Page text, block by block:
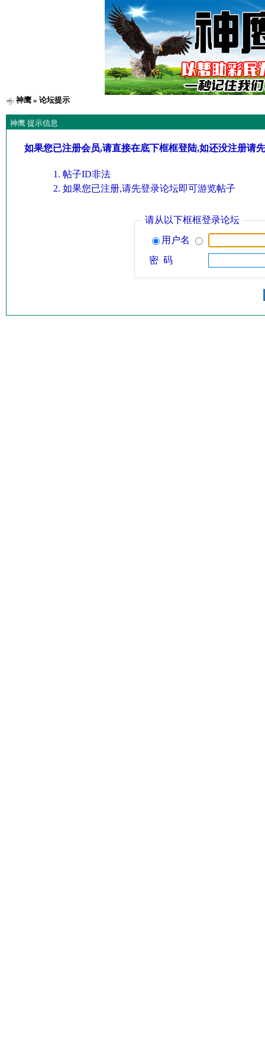
神鹰» 论坛提示
神鹰 提示信息
如果您已注册会员,请直接在底下框框登陆,如还没注册请
帖子ID非法
如果您已注册,请先登录论坛即可游览帖子
请从以下框框登录论坛
用户名
密 码